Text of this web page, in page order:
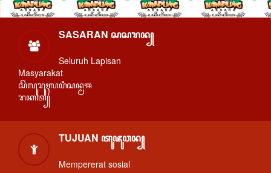
SASARAN ꦱꦱꦫꦤ꧀
Seluruh Lapisan
Masyarakat
ꦱꦼꦭꦸꦫꦸꦃꦭꦥꦶꦱꦤ꧀ꦩꦯ
ꦫꦏꦠ꧀
TUJUAN ꦠꦸꦗꦸꦮꦤ꧀
Mempererat sosial